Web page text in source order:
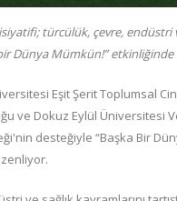
türcülük, çevre, endüstri
Dünya Mümkün!” etkinliğinde
Eşit Şerit Toplumsal
ve Dokuz Eylül Üniversitesi
desteğiyle “Başka Bir